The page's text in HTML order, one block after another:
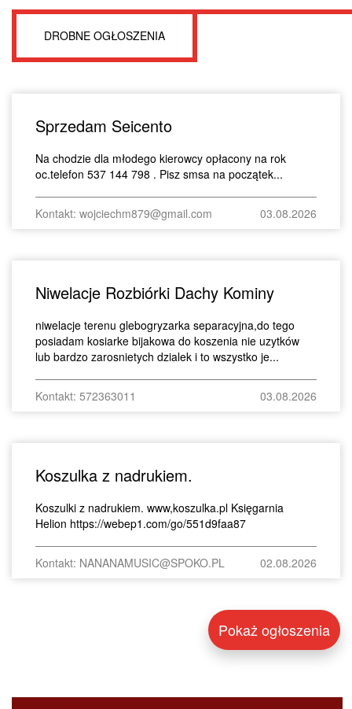
DROBNE OGŁOSZENIA
Sprzedam Seicento
Na chodzie dla młodego kierowcy opłacony na rok
oc.telefon 537 144 798 . Pisz smsa na początek...
Kontakt: wojciechm879@gmail.com 03.08.2026
Niwelacje Rozbiórki Dachy Kominy
niwelacje terenu glebogryzarka separacyjna,do tego
posiadam kosiarke bijakowa do koszenia nie uzytków
lub bardzo zarosnietych dzialek i to wszystko je...
Kontakt: 572363011 03.08.2026
Koszulka z nadrukiem.
Koszulki z nadrukiem. www,koszulka.pl Księgarnia
Helion https://webep1.com/go/551d9faa87
Kontakt: NANANAMUSIC@SPOKO.PL 02.08.2026
Pokaż ogłoszenia